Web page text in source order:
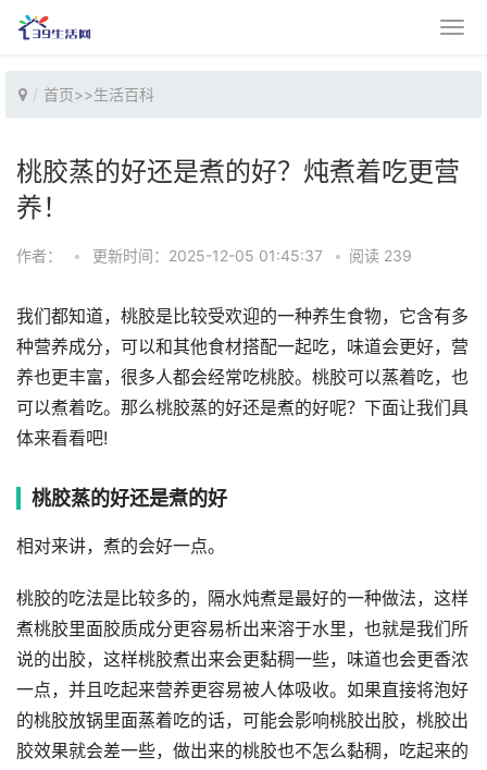
首页>>生活百科
桃胶蒸的好还是煮的好？炖煮着吃更营
养！
作者： • 更新时间：2025-12-05 01:45:37 • 阅读 239
我们都知道，桃胶是比较受欢迎的一种养生食物，它含有多
种营养成分，可以和其他食材搭配一起吃，味道会更好，营
养也更丰富，很多人都会经常吃桃胶。桃胶可以蒸着吃，也
可以煮着吃。那么桃胶蒸的好还是煮的好呢？下面让我们具
体来看看吧!
桃胶蒸的好还是煮的好
相对来讲，煮的会好一点。
桃胶的吃法是比较多的，隔水炖煮是最好的一种做法，这样
煮桃胶里面胶质成分更容易析出来溶于水里，也就是我们所
说的出胶，这样桃胶煮出来会更黏稠一些，味道也会更香浓
一点，并且吃起来营养更容易被人体吸收。如果直接将泡好
的桃胶放锅里面蒸着吃的话，可能会影响桃胶出胶，桃胶出
胶效果就会差一些，做出来的桃胶也不怎么黏稠，吃起来的